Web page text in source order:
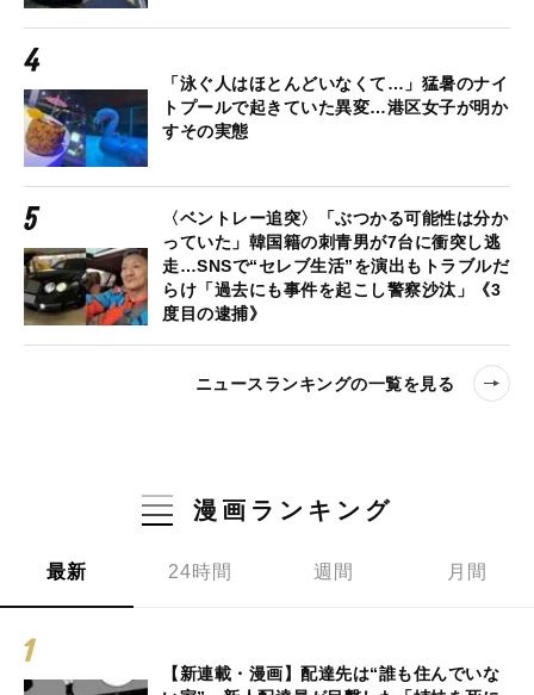
「泳ぐ人はほとんどいなくて…」猛暑のナイ
トプールで起きていた異変…港区女子が明か
すその実態
〈ベントレー追突〉「ぶつかる可能性は分か
っていた」韓国籍の刺青男が7台に衝突し逃
走…SNSで“セレブ生活”を演出もトラブルだ
らけ「過去にも事件を起こし警察沙汰」《3
度目の逮捕》
ニュースランキングの一覧を見る
漫画ランキング
最新 24時間 週間 月間
【新連載・漫画】配達先は“誰も住んでいな